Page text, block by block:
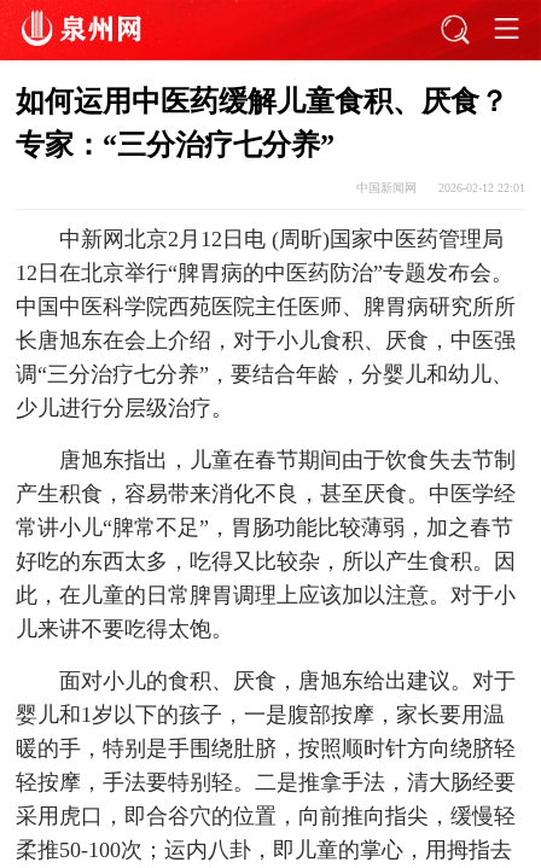
如何运用中医药缓解儿童食积、厌食？
专家：“三分治疗七分养”
中国新闻网 2026-02-12 22:01
中新网北京2月12日电 (周昕)国家中医药管理局
12日在北京举行“脾胃病的中医药防治”专题发布会。
中国中医科学院西苑医院主任医师、脾胃病研究所所
长唐旭东在会上介绍，对于小儿食积、厌食，中医强
调“三分治疗七分养”，要结合年龄，分婴儿和幼儿、
少儿进行分层级治疗。
唐旭东指出，儿童在春节期间由于饮食失去节制
产生积食，容易带来消化不良，甚至厌食。中医学经
常讲小儿“脾常不足”，胃肠功能比较薄弱，加之春节
好吃的东西太多，吃得又比较杂，所以产生食积。因
此，在儿童的日常脾胃调理上应该加以注意。对于小
儿来讲不要吃得太饱。
面对小儿的食积、厌食，唐旭东给出建议。对于
婴儿和1岁以下的孩子，一是腹部按摩，家长要用温
暖的手，特别是手围绕肚脐，按照顺时针方向绕脐轻
轻按摩，手法要特别轻。二是推拿手法，清大肠经要
采用虎口，即合谷穴的位置，向前推向指尖，缓慢轻
柔推50-100次；运内八卦，即儿童的掌心，用拇指去